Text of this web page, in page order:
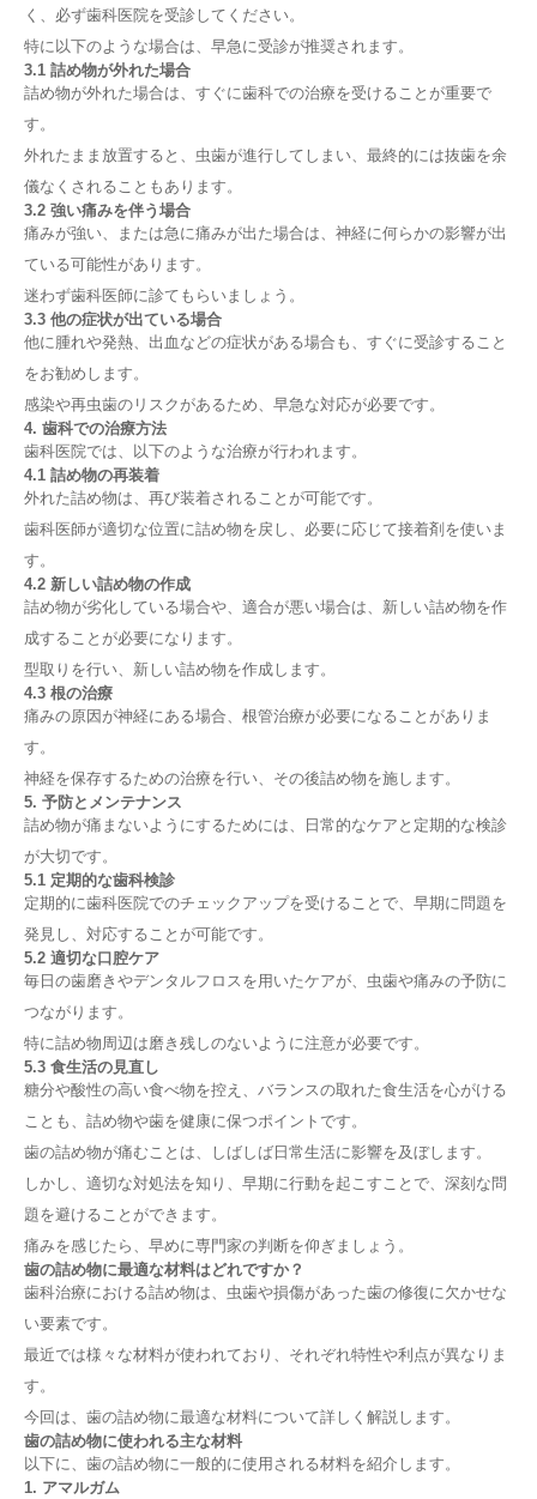
く、必ず歯科医院を受診してください。
特に以下のような場合は、早急に受診が推奨されます。
3.1 詰め物が外れた場合
詰め物が外れた場合は、すぐに歯科での治療を受けることが重要で
す。
外れたまま放置すると、虫歯が進行してしまい、最終的には抜歯を余
儀なくされることもあります。
3.2 強い痛みを伴う場合
痛みが強い、または急に痛みが出た場合は、神経に何らかの影響が出
ている可能性があります。
迷わず歯科医師に診てもらいましょう。
3.3 他の症状が出ている場合
他に腫れや発熱、出血などの症状がある場合も、すぐに受診すること
をお勧めします。
感染や再虫歯のリスクがあるため、早急な対応が必要です。
4. 歯科での治療方法
歯科医院では、以下のような治療が行われます。
4.1 詰め物の再装着
外れた詰め物は、再び装着されることが可能です。
歯科医師が適切な位置に詰め物を戻し、必要に応じて接着剤を使いま
す。
4.2 新しい詰め物の作成
詰め物が劣化している場合や、適合が悪い場合は、新しい詰め物を作
成することが必要になります。
型取りを行い、新しい詰め物を作成します。
4.3 根の治療
痛みの原因が神経にある場合、根管治療が必要になることがありま
す。
神経を保存するための治療を行い、その後詰め物を施します。
5. 予防とメンテナンス
詰め物が痛まないようにするためには、日常的なケアと定期的な検診
が大切です。
5.1 定期的な歯科検診
定期的に歯科医院でのチェックアップを受けることで、早期に問題を
発見し、対応することが可能です。
5.2 適切な口腔ケア
毎日の歯磨きやデンタルフロスを用いたケアが、虫歯や痛みの予防に
つながります。
特に詰め物周辺は磨き残しのないように注意が必要です。
5.3 食生活の見直し
糖分や酸性の高い食べ物を控え、バランスの取れた食生活を心がける
ことも、詰め物や歯を健康に保つポイントです。
歯の詰め物が痛むことは、しばしば日常生活に影響を及ぼします。
しかし、適切な対処法を知り、早期に行動を起こすことで、深刻な問
題を避けることができます。
痛みを感じたら、早めに専門家の判断を仰ぎましょう。
歯の詰め物に最適な材料はどれですか？
歯科治療における詰め物は、虫歯や損傷があった歯の修復に欠かせな
い要素です。
最近では様々な材料が使われており、それぞれ特性や利点が異なりま
す。
今回は、歯の詰め物に最適な材料について詳しく解説します。
歯の詰め物に使われる主な材料
以下に、歯の詰め物に一般的に使用される材料を紹介します。
1. アマルガム